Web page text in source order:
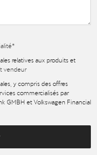
*
relatives aux produits et
vendeur
y compris des offres
commercialisés par
GMBH et Volkswagen Financial